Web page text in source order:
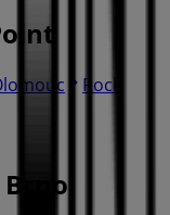
Rock
Brno